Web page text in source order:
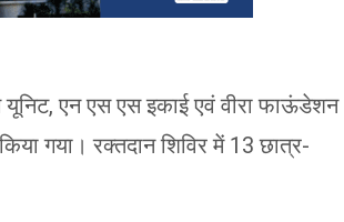
यूनिट, एन एस एस इकाई एवं वीरा फाऊंडेशन
गया। रक्तदान शिविर में 13 छात्र-